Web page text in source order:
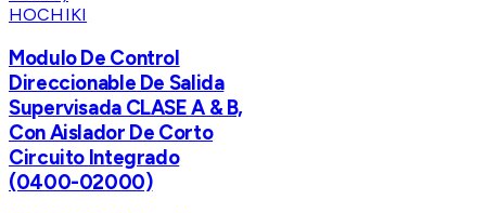
HOCHIKI
Modulo De Control
Direccionable De Salida
Supervisada CLASE A & B,
Con Aislador De Corto
Circuito Integrado
(0400-02000)